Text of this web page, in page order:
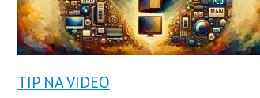
TIP NA VIDEO